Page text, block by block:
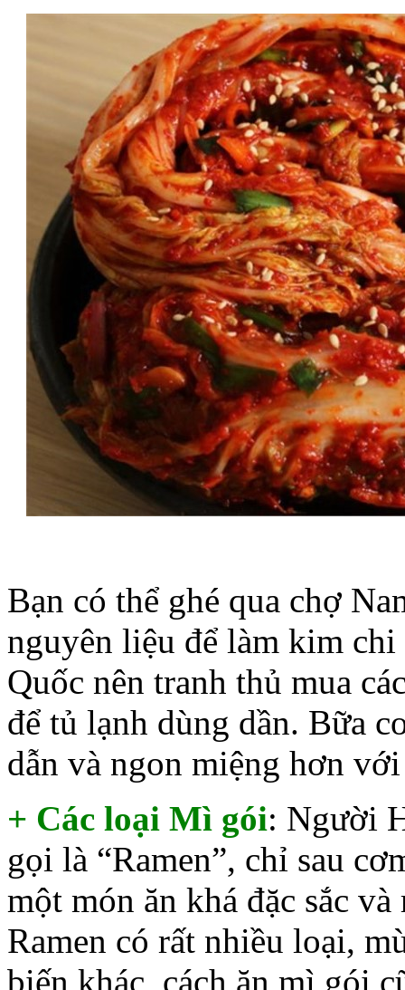
Bạn có thể ghé qua chợ
nguyên liệu để làm kim
Quốc nên tranh thủ mua
để tủ lạnh dùng dần. Bữa
dẫn và ngon miệng hơn
+ Các loại Mì gói: Người
gọi là “Ramen”, chỉ sau
một món ăn khá đặc sắc
Ramen có rất nhiều loại,
biến khác, cách ăn mì gói